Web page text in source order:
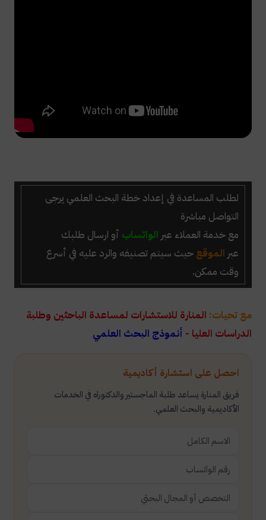
احصل على استشارة أكاديمية
فريق المنارة يساعد طلبة الماجستير والدكتوراه في الخدمات
الأكاديمية والبحث العلمي.
لطلب المساعدة في إعداد خطة البحث العلمي يرجى
التواصل مباشرة
مع خدمة العملاء عبر الواتساب أو ارسال طلبك
عبر الموقع حيث سيتم تصنيفه والرد عليه في أسرع
وقت ممكن.
مع تحيات: المنارة للاستشارات لمساعدة الباحثين وطلبة
الدراسات العليا - أنموذج البحث العلمي